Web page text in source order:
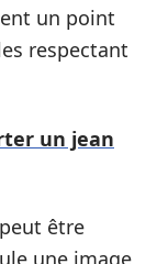
un point
respectant
un jean
être
une image